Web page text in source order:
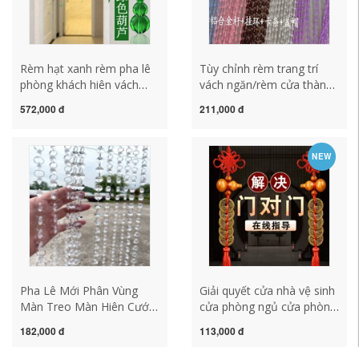
Rèm hạt xanh rèm pha lê
phòng khách hiên vách
tắm không đục lỗ bán treo
lê cao cấp
572,000 đ
Tùy chỉnh rèm trang trí
vách ngăn/rèm cửa thành
biệt phụ kiện móc treo
hợp kim nhôm theo dõi
màn cửa hạt nhựa
211,000 đ
Pha Lê Mới Phân Vùng
Màn Treo Màn Hiên Cưới
Giác Hạt Màn Đính Hạt
182,000 đ
NEW
Giải quyết cửa nhà vệ sinh
cửa phòng ngủ cửa phòng
dây chuyền vách ngăn rèm
113,000 đ